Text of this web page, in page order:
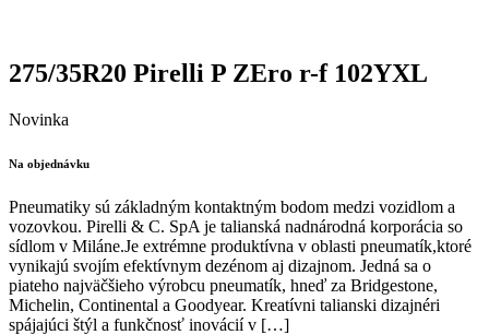
275/35R20 Pirelli P ZEro r-f 102YXL
Novinka
Na objednávku
Pneumatiky sú základným kontaktným bodom medzi vozidlom a
vozovkou. Pirelli & C. SpA je talianská nadnárodná korporácia so
sídlom v Miláne.Je extrémne produktívna v oblasti pneumatík,ktoré
vynikajú svojím efektívnym dezénom aj dizajnom. Jedná sa o
piateho najväčšieho výrobcu pneumatík, hneď za Bridgestone,
Michelin, Continental a Goodyear. Kreatívni talianski dizajnéri
spájajúci štýl a funkčnosť inovácií v […]